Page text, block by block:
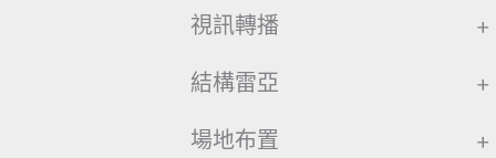
視訊轉播 +
結構雷亞 +
場地布置 +